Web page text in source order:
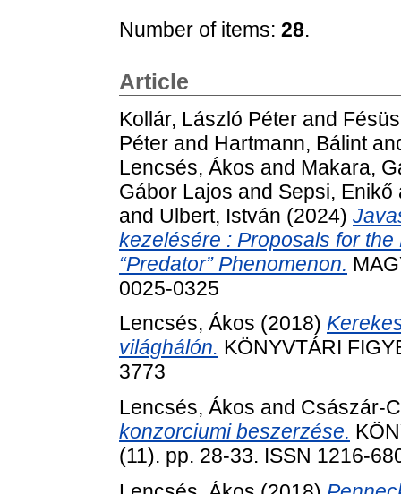
Number of items: 28.
Article
Kollár, László Péter and
Péter and Hartmann, Bálint
Lencsés, Ákos and Makara,
Gábor Lajos and Sepsi, Enikő
and Ulbert, István (2024)
kezelésére : Proposals for
“Predator” Phenomenon.
0025-0325
Lencsés, Ákos (2018)
világhálón. KÖNYVTÁRI
3773
Lencsés, Ákos and Császár-
konzorciumi beszerzése.
(11). pp. 28-33. ISSN 1216-